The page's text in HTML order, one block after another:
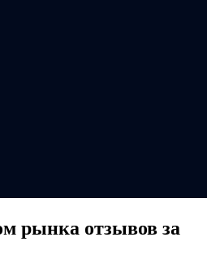
рынка отзывов за